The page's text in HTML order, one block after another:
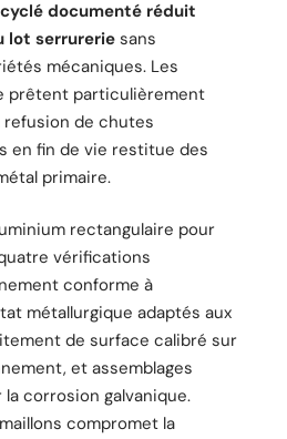
documenté réduit
lot serrurerie sans
mécaniques. Les
prêtent particulièrement
refusion de chutes
en fin de vie restitue des
primaire.
rectangulaire pour
vérifications
conforme à
métallurgique adaptés aux
de surface calibré sur
et assemblages
corrosion galvanique.
compromet la